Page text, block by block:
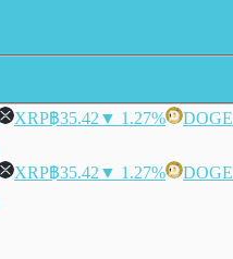
XRP฿35.42 ▼ 1.27% DOGE
XRP฿35.42 ▼ 1.27% DOGE